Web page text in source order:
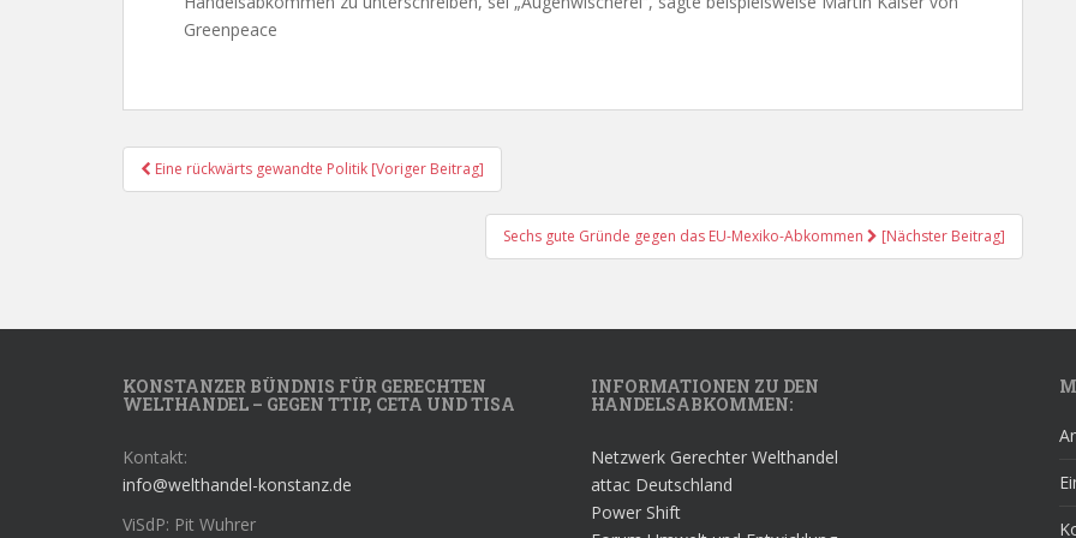
Greenpeace
Post
Navigation
Eine rückwärts gewandte Politik [Voriger Beitrag]
Sechs gute Gründe gegen das EU-Mexiko-Abkommen [Nächster Beitrag]
KONSTANZER BÜNDNIS FÜR GERECHTEN
WELTHANDEL – GEGEN TTIP, CETA UND TISA
Kontakt:
info@welthandel-konstanz.de
ViSdP: Pit Wuhrer
INFORMATIONEN ZU DEN
HANDELSABKOMMEN:
Netzwerk Gerechter Welthandel
attac Deutschland
Power Shift